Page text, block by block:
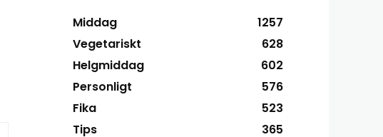
Middag
1257
Vegetariskt
628
Helgmiddag
602
Personligt
576
Fika
523
Tips
365